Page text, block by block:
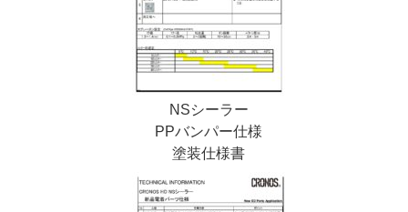
NSシーラー
PPバンパー仕様
塗装仕様書